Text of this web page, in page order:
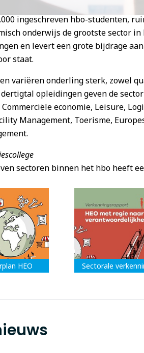
ingeschreven hbo-studenten,
onderwijs de grootste sector
en levert een grote bijdrage
staat.
variëren onderling sterk, zowel
dertigtal opleidingen geven de
Commerciële economie, Leisure,
Management, Toerisme,
sectoren binnen het hbo heeft
HEO Sectorale